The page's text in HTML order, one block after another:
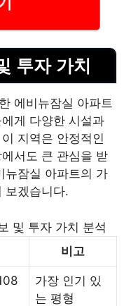
투자 가치
에비뉴잠실 아파트
게 다양한 시설과
지역은 안정적인
서도 큰 관심을 받
뉴잠실 아파트의 가
보겠습니다.
및 투자 가치 분석
비고
가장 인기 있
는 평형